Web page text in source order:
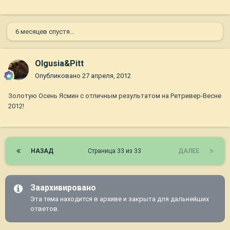
6 месяцев спустя...
Olgusia&Pitt
Опубликовано 27 апреля, 2012
Золотую Осень Ясмин с отличным результатом на Ретривер-Весне
2012!
НАЗАД ДАЛЕЕ
Страница 33 из 33
Заархивировано
Эта тема находится в архиве и закрыта для дальнейших
ответов.